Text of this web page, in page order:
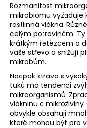
Rozmanitost
mikrobiomu vyžaduje
rostlinná vlákna.
celým potravinám. Ty
krátkým řetězcem a
vaše střevo a snižují
mikrobům.
Naopak strava s
tuků má tendenci
mikroorganismů.
vlákninu a
obvykle obsahují
které mohou být pro